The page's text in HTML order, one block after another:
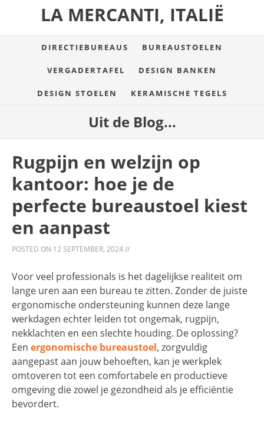
LA MERCANTI, ITALIË
DIRECTIEBUREAUS BUREAUSTOELEN
VERGADERTAFEL DESIGN BANKEN
DESIGN STOELEN KERAMISCHE TEGELS
Uit de Blog...
Rugpijn en welzijn op
kantoor: hoe je de
perfecte bureaustoel kiest
en aanpast
POSTED ON 12 SEPTEMBER, 2024//
Voor veel professionals is het dagelijkse realiteit om
lange uren aan een bureau te zitten. Zonder de juiste
ergonomische ondersteuning kunnen deze lange
werkdagen echter leiden tot ongemak, rugpijn,
nekklachten en een slechte houding. De oplossing?
Een ergonomische bureaustoel, zorgvuldig
aangepast aan jouw behoeften, kan je werkplek
omtoveren tot een comfortabele en productieve
omgeving die zowel je gezondheid als je efficiëntie
bevordert.